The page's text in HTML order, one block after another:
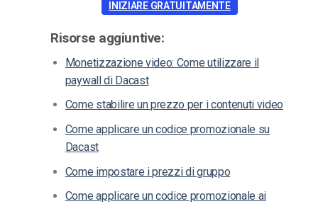
INIZIARE GRATUITAMENTE
Risorse aggiuntive:
Monetizzazione video: Come utilizzare il
paywall di Dacast
Come stabilire un prezzo per i contenuti video
Come applicare un codice promozionale su
Dacast
Come impostare i prezzi di gruppo
Come applicare un codice promozionale ai